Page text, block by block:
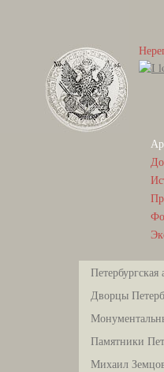
Дворцы
Памятники
Михаил